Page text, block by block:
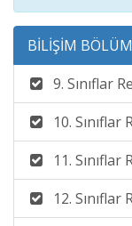
BİLİŞİM
9. Sınıflar
10. Sınıflar
11. Sınıflar
12. Sınıflar